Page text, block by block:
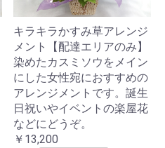
キラキラかすみ草アレンジ
メント【配達エリアのみ】
染めたカスミソウをメイン
にした女性宛におすすめの
アレンジメントです。誕生
日祝いやイベントの楽屋花
などにどうぞ。
￥13,200